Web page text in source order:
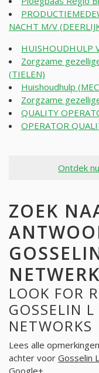
NACHT M/V
HUISHOUDHULP
Zorgzame
(TIELEN)
Huishoudhulp
Zorgzame
QUALITY
OPERATOR
Ontdek
ZOEK
LOOK FOR
GOSSELIN
NETWORKS
Lees alle
achter voor Gosselin L